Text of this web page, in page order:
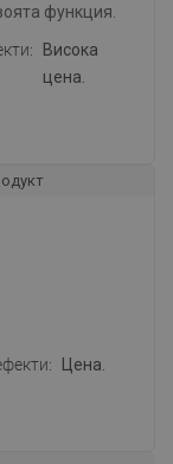
функция.
Висока
цена.
Цена.